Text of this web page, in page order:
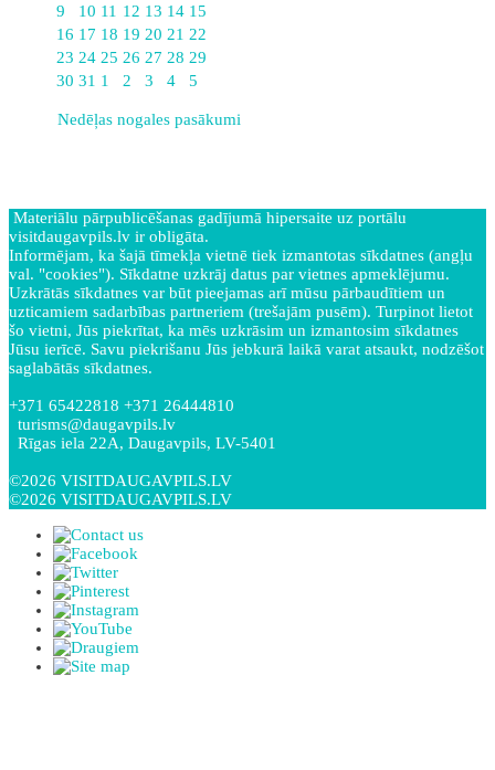
9
10 11 12 13 14 15
16 17 18 19 20 21 22
23 24 25 26 27 28 29
30 31 1 2 3 4 5
Nedēļas nogales pasākumi
Materiālu pārpublicēšanas gadījumā hipersaite uz portālu
visitdaugavpils.lv ir obligāta.
Informējam, ka šajā tīmekļa vietnē tiek izmantotas sīkdatnes (angļu
val. "cookies"). Sīkdatne uzkrāj datus par vietnes apmeklējumu.
Uzkrātās sīkdatnes var būt pieejamas arī mūsu pārbaudītiem un
uzticamiem sadarbības partneriem (trešajām pusēm). Turpinot lietot
šo vietni, Jūs piekrītat, ka mēs uzkrāsim un izmantosim sīkdatnes
Jūsu ierīcē. Savu piekrišanu Jūs jebkurā laikā varat atsaukt, nodzēšot
saglabātās sīkdatnes.
+371 65422818 +371 26444810
turisms@daugavpils.lv
Rīgas iela 22A, Daugavpils, LV-5401
©2026 VISITDAUGAVPILS.LV
©2026 VISITDAUGAVPILS.LV